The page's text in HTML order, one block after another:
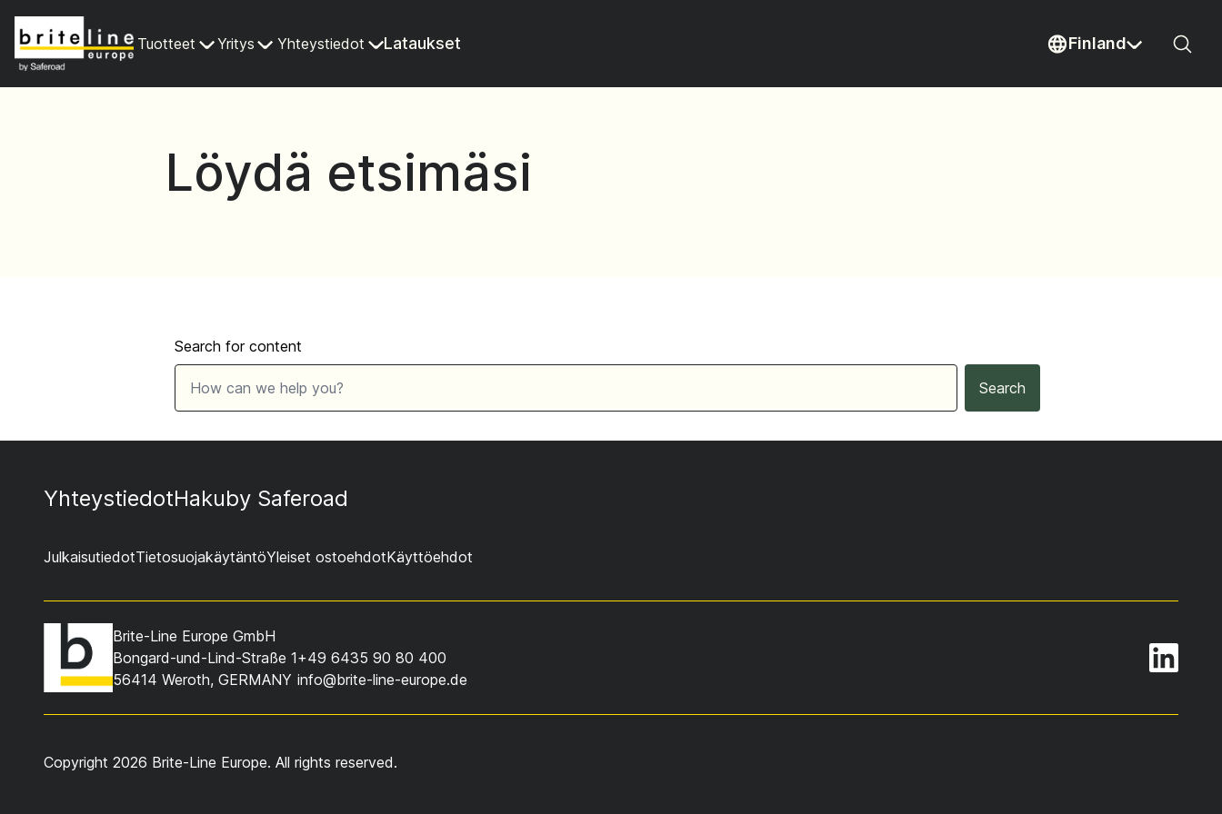
Tuotteet Yritys Yhteystiedot Lataukset
Current
Finland
Löydä etsimäsi
Search for content
Search
YhteystiedotHakuby Saferoad
JulkaisutiedotTietosuojakäytäntöYleiset ostoehdotKäyttöehdot
Brite-Line Europe GmbH
Bongard-und-Lind-Straße 1
56414 Weroth, GERMANY
+49 6435 90 80 400
info@brite-line-europe.de
Copyright 2026 Brite-Line Europe. All rights reserved.